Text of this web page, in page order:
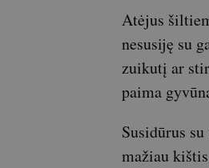
Atėjus
nesusiję su
zuikutį ar
paima
Susidūrus
mažiau